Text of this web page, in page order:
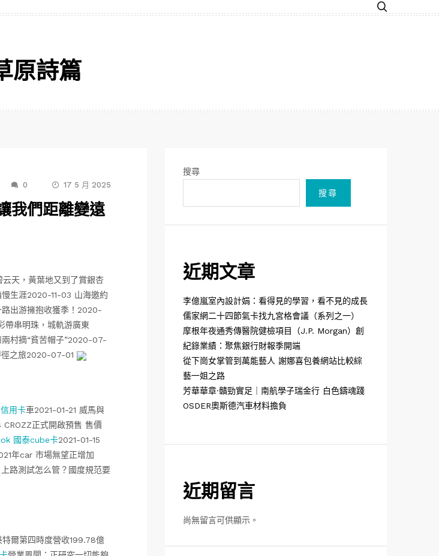
原詩篇
0 17 5 月 2025
我們距離變遠
天，黃葉地又到了賞銀杏
生涯2020-11-03 山海邀約
出游擁抱收獲季！2020-
帶串明珠，城軌游廣東
兩村摘“貧苦帽子”2020-07-
徑之旅2020-07-01
用卡車2021-01-21 威馬與
正式開啟預售 售價
國泰cube卡2021-01-15
年car 市場無望正增加
路測試怎么管？國度規范要
爾第四時度營收199.78億
搜尋
搜尋
近期文章
李億嵐室內設計娟：看得見的學習，看不見的成長
儒家網二十四節氣卡找九宮格會議（系列之一）
摩根年夜通秀傳醫院健檢項目（J.P. Morgan）創
紀錄業績：聚焦銀行財報季開端
從下崗女掌管到萬能藝人 謝娜喜包養網站比較綜
藝一姐之路
芳華華章·贛勁實足｜南航學子瑞金行 白色鑄魂踐
OSDER奧斯德汽車材料擔負
近期留言
尚無留言可供顯示。